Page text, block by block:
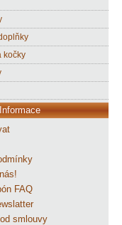
kočky
Informace
FAQ
smlouvy